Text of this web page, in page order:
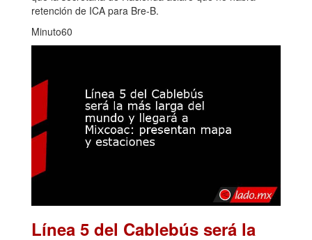
retención de ICA para Bre-B.
Minuto60
Línea 5 del Cablebús será la